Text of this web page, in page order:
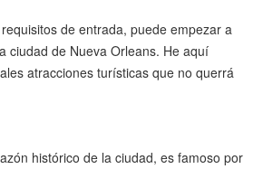
de entrada, puede empezar a
ciudad de Nueva Orleans. He aquí
atracciones turísticas que no querrá
histórico de la ciudad, es famoso por